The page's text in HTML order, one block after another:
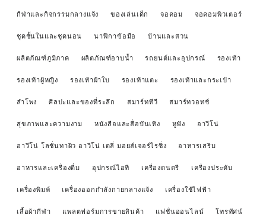
กีฬาและกิจกรรมกลางแจ้ง ของเล่นเด็ก จอคอม จอคอมพิวเตอร์
ชุดชั้นในและชุดนอน นาฬิกาข้อมือ บ้านและสวน
ผลิตภัณฑ์ภูมิภาค ผลิตภัณฑ์อาบน้ำ รถยนต์และอุปกรณ์ รองเท้า
รองเท้าผู้หญิง รองเท้าผ้าใบ รองเท้าแตะ รองเท้าและกระเป๋า
ลำโพง ศิลปะและของที่ระลึก สมาร์ททีวี สมาร์ทวอทช์
สุขภาพและความงาม หนังสือและสื่อบันเทิง หูฟัง อาวีโน่
อาวีโน่ โลชั่นทาผิว อาวีโน่ เดลี่ มอยส์เจอร์ไรซิ่ง อาหารเสริม
อาหารและเครื่องดื่ม อุปกรณ์ไอที เครื่องดนตรี เครื่องประดับ
เครื่องพิมพ์ เครื่องออกกำลังกายกลางแจ้ง เครื่องใช้ไฟฟ้า
เสื้อผ้ากีฬา แพลตฟอร์มการขายสินค้า แฟชั่นออนไลน์ โทรทัศน์